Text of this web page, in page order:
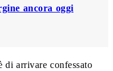
ancora oggi
di arrivare confessato